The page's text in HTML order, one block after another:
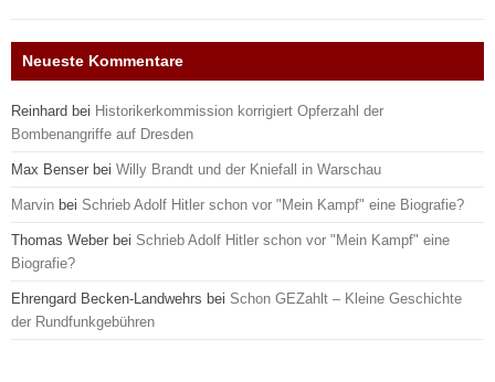
Neueste Kommentare
Reinhard bei Historikerkommission korrigiert Opferzahl der
Bombenangriffe auf Dresden
Max Benser bei Willy Brandt und der Kniefall in Warschau
Marvin bei Schrieb Adolf Hitler schon vor "Mein Kampf" eine Biografie?
Thomas Weber bei Schrieb Adolf Hitler schon vor "Mein Kampf" eine
Biografie?
Ehrengard Becken-Landwehrs bei Schon GEZahlt – Kleine Geschichte
der Rundfunkgebühren